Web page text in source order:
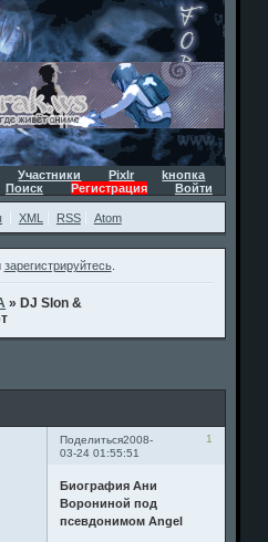
Участники Pixlr
kнопка
Поиск Регистрация Войти
XML RSS Atom
зарегистрируйтесь.
» DJ Slon &
Поделиться 1
2008-
03-24 01:55:51
Биография Aни
Ворониной под
псевдонимом Angel